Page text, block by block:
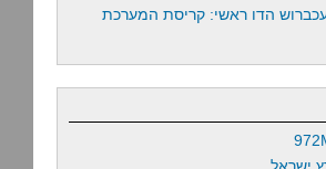
הדו ראשי: קריסת המערכת